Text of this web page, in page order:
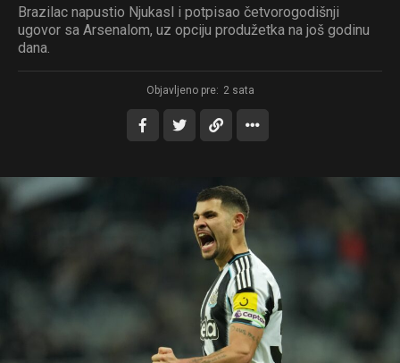
Brazilac napustio Njukasl i potpisao četvorogodišnji
ugovor sa Arsenalom, uz opciju produžetka na još godinu
dana.
Objavljeno pre: 2 sata